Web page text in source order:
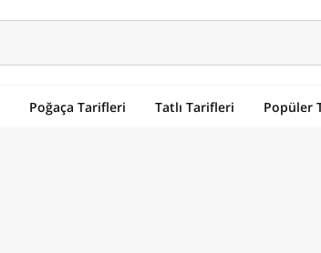
Poğaça Tarifleri Tatlı Tarifleri Popüler